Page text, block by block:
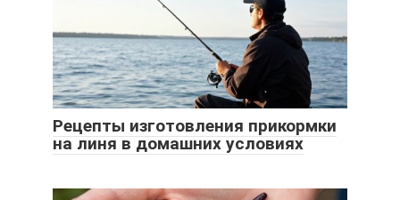
Рецепты изготовления прикормки
на линя в домашних условиях